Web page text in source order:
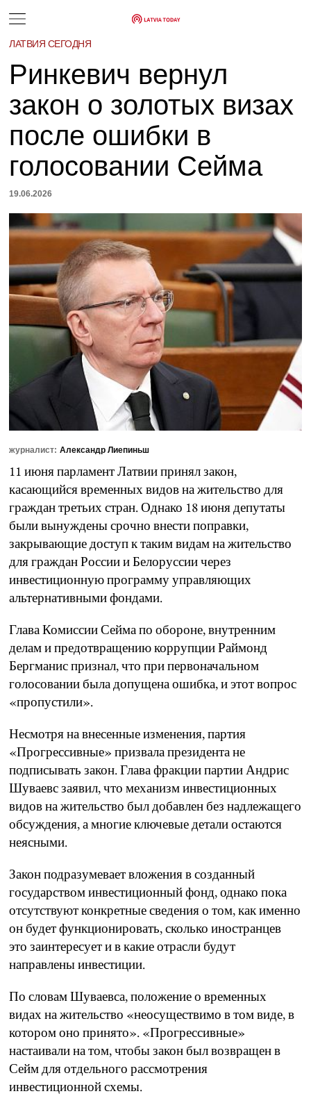
ЛАТВИЯ СЕГОДНЯ
Ринкевич вернул
закон о золотых визах
после ошибки в
голосовании Сейма
19.06.2026
журналист: Александр Лиепиньш
11 июня парламент Латвии принял закон,
касающийся временных видов на жительство для
граждан третьих стран. Однако 18 июня депутаты
были вынуждены срочно внести поправки,
закрывающие доступ к таким видам на жительство
для граждан России и Белоруссии через
инвестиционную программу управляющих
альтернативными фондами.
Глава Комиссии Сейма по обороне, внутренним
делам и предотвращению коррупции Раймонд
Бергманис признал, что при первоначальном
голосовании была допущена ошибка, и этот вопрос
«пропустили».
Несмотря на внесенные изменения, партия
«Прогрессивные» призвала президента не
подписывать закон. Глава фракции партии Андрис
Шуваевс заявил, что механизм инвестиционных
видов на жительство был добавлен без надлежащего
обсуждения, а многие ключевые детали остаются
неясными.
Закон подразумевает вложения в созданный
государством инвестиционный фонд, однако пока
отсутствуют конкретные сведения о том, как именно
он будет функционировать, сколько иностранцев
это заинтересует и в какие отрасли будут
направлены инвестиции.
По словам Шуваевса, положение о временных
видах на жительство «неосуществимо в том виде, в
котором оно принято». «Прогрессивные»
настаивали на том, чтобы закон был возвращен в
Сейм для отдельного рассмотрения
инвестиционной схемы.